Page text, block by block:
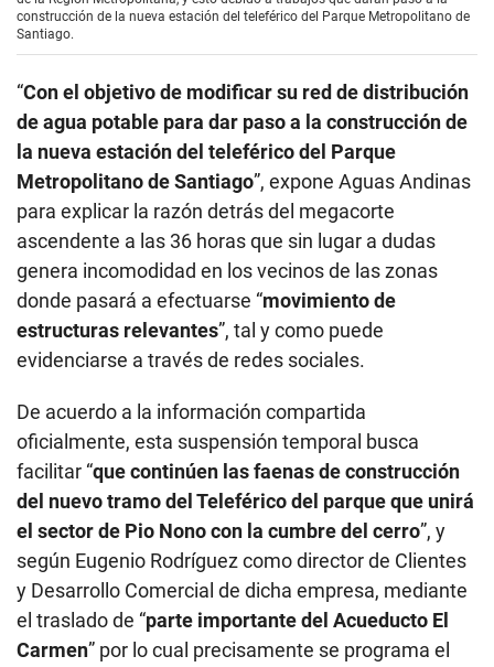
construcción de la nueva estación del teleférico del Parque Metropolitano de
Santiago.
“Con el objetivo de modificar su red de distribución
de agua potable para dar paso a la construcción de
la nueva estación del teleférico del Parque
Metropolitano de Santiago”, expone Aguas Andinas
para explicar la razón detrás del megacorte
ascendente a las 36 horas que sin lugar a dudas
genera incomodidad en los vecinos de las zonas
donde pasará a efectuarse “movimiento de
estructuras relevantes”, tal y como puede
evidenciarse a través de redes sociales.
De acuerdo a la información compartida
oficialmente, esta suspensión temporal busca
facilitar “que continúen las faenas de construcción
del nuevo tramo del Teleférico del parque que unirá
el sector de Pio Nono con la cumbre del cerro”, y
según Eugenio Rodríguez como director de Clientes
y Desarrollo Comercial de dicha empresa, mediante
el traslado de “parte importante del Acueducto El
Carmen” por lo cual precisamente se programa el